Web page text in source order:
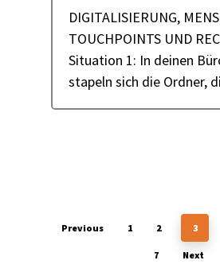
DIGITALISIERUNG,
TOUCHPOINTS UND
Situation 1: In deinen
stapeln sich die Ordner,
Previous 1 2 3
7 Next